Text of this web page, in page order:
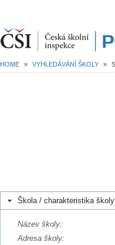
HOME » VYHLEDÁVÁNÍ ŠKOLY »
Škola / charakteristika školy
Název školy:
Adresa školy: